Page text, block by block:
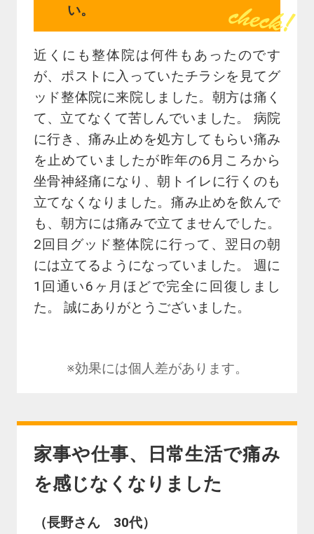
い。
近くにも整体院は何件もあったのです
が、ポストに入っていたチラシを見てグ
ッド整体院に来院しました。朝方は痛く
て、立てなくて苦しんでいました。 病院
に行き、痛み止めを処方してもらい痛み
を止めていましたが昨年の6月ころから
坐骨神経痛になり、朝トイレに行くのも
立てなくなりました。痛み止めを飲んで
も、朝方には痛みで立てませんでした。
2回目グッド整体院に行って、翌日の朝
には立てるようになっていました。 週に
1回通い6ヶ月ほどで完全に回復しまし
た。 誠にありがとうございました。
※効果には個人差があります。
家事や仕事、日常生活で痛み
を感じなくなりました
（長野さん 30代）